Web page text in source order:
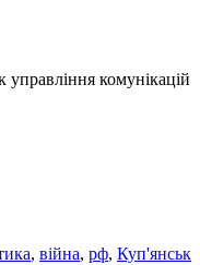
управління комунікацій
, війна, рф, Куп'янськ